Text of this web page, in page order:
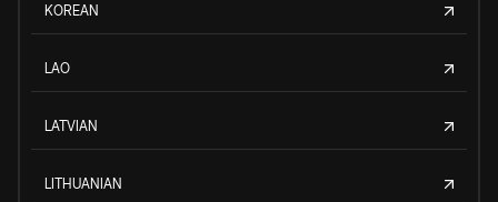
KOREAN
LAO
LATVIAN
LITHUANIAN